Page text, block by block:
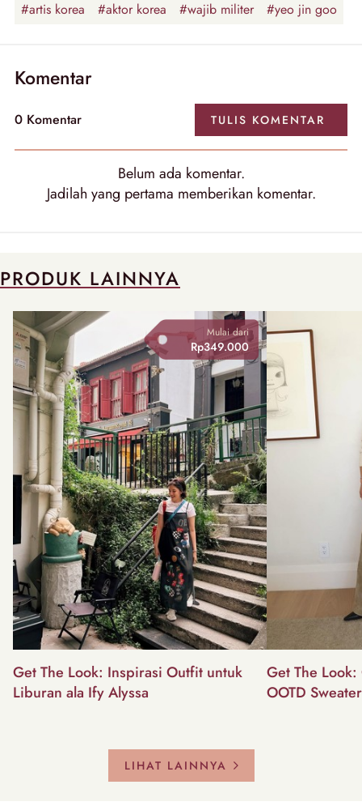
#artis korea #aktor korea #wajib militer #yeo jin goo
Komentar
0 Komentar TULIS KOMENTAR
Belum ada komentar.
Jadilah yang pertama memberikan komentar.
PRODUK LAINNYA
Mulai dari
Rp349.000
Get The Look: Inspirasi Outfit untuk
Liburan ala Ify Alyssa
Get The
OOTD
LIHAT LAINNYA